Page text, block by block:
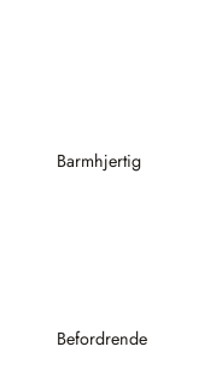
Barmhjertig
Befordrende